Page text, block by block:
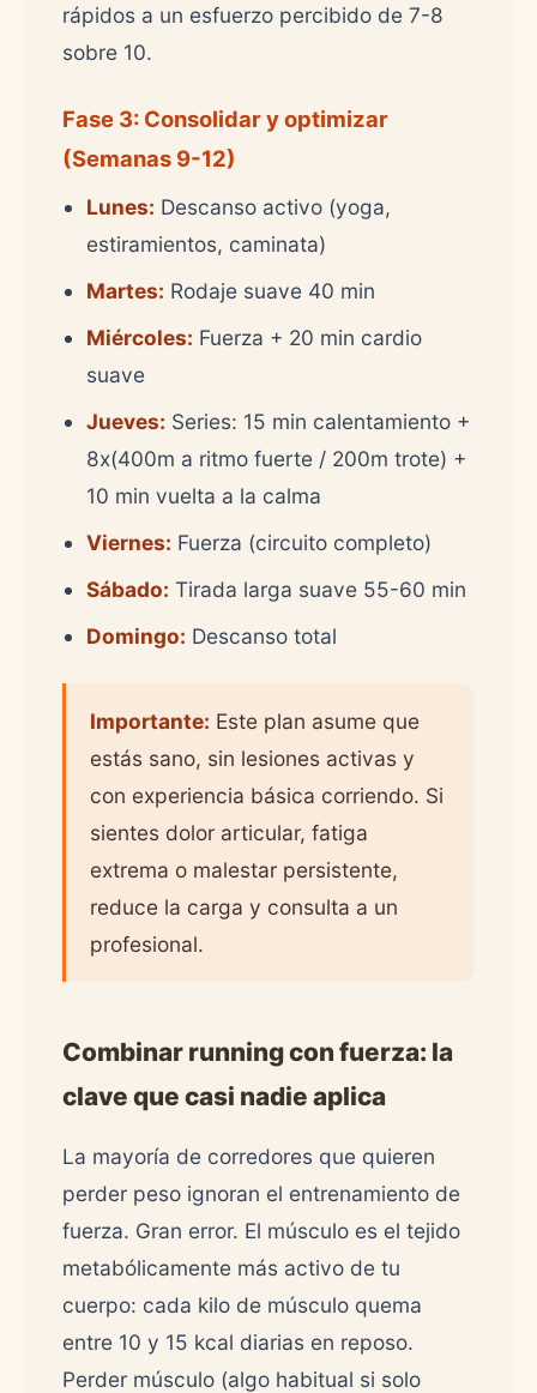
rápidos a un esfuerzo percibido de 7-8
sobre 10.
Fase 3: Consolidar y optimizar
(Semanas 9-12)
Lunes: Descanso activo (yoga,
estiramientos, caminata)
Martes: Rodaje suave 40 min
Miércoles: Fuerza + 20 min cardio
suave
Jueves: Series: 15 min calentamiento +
8x(400m a ritmo fuerte / 200m trote) +
10 min vuelta a la calma
Viernes: Fuerza (circuito completo)
Sábado: Tirada larga suave 55-60 min
Domingo: Descanso total
Importante: Este plan asume que
estás sano, sin lesiones activas y
con experiencia básica corriendo. Si
sientes dolor articular, fatiga
extrema o malestar persistente,
reduce la carga y consulta a un
profesional.
Combinar running con fuerza: la
clave que casi nadie aplica
La mayoría de corredores que quieren
perder peso ignoran el entrenamiento de
fuerza. Gran error. El músculo es el tejido
metabólicamente más activo de tu
cuerpo: cada kilo de músculo quema
entre 10 y 15 kcal diarias en reposo.
Perder músculo (algo habitual si solo